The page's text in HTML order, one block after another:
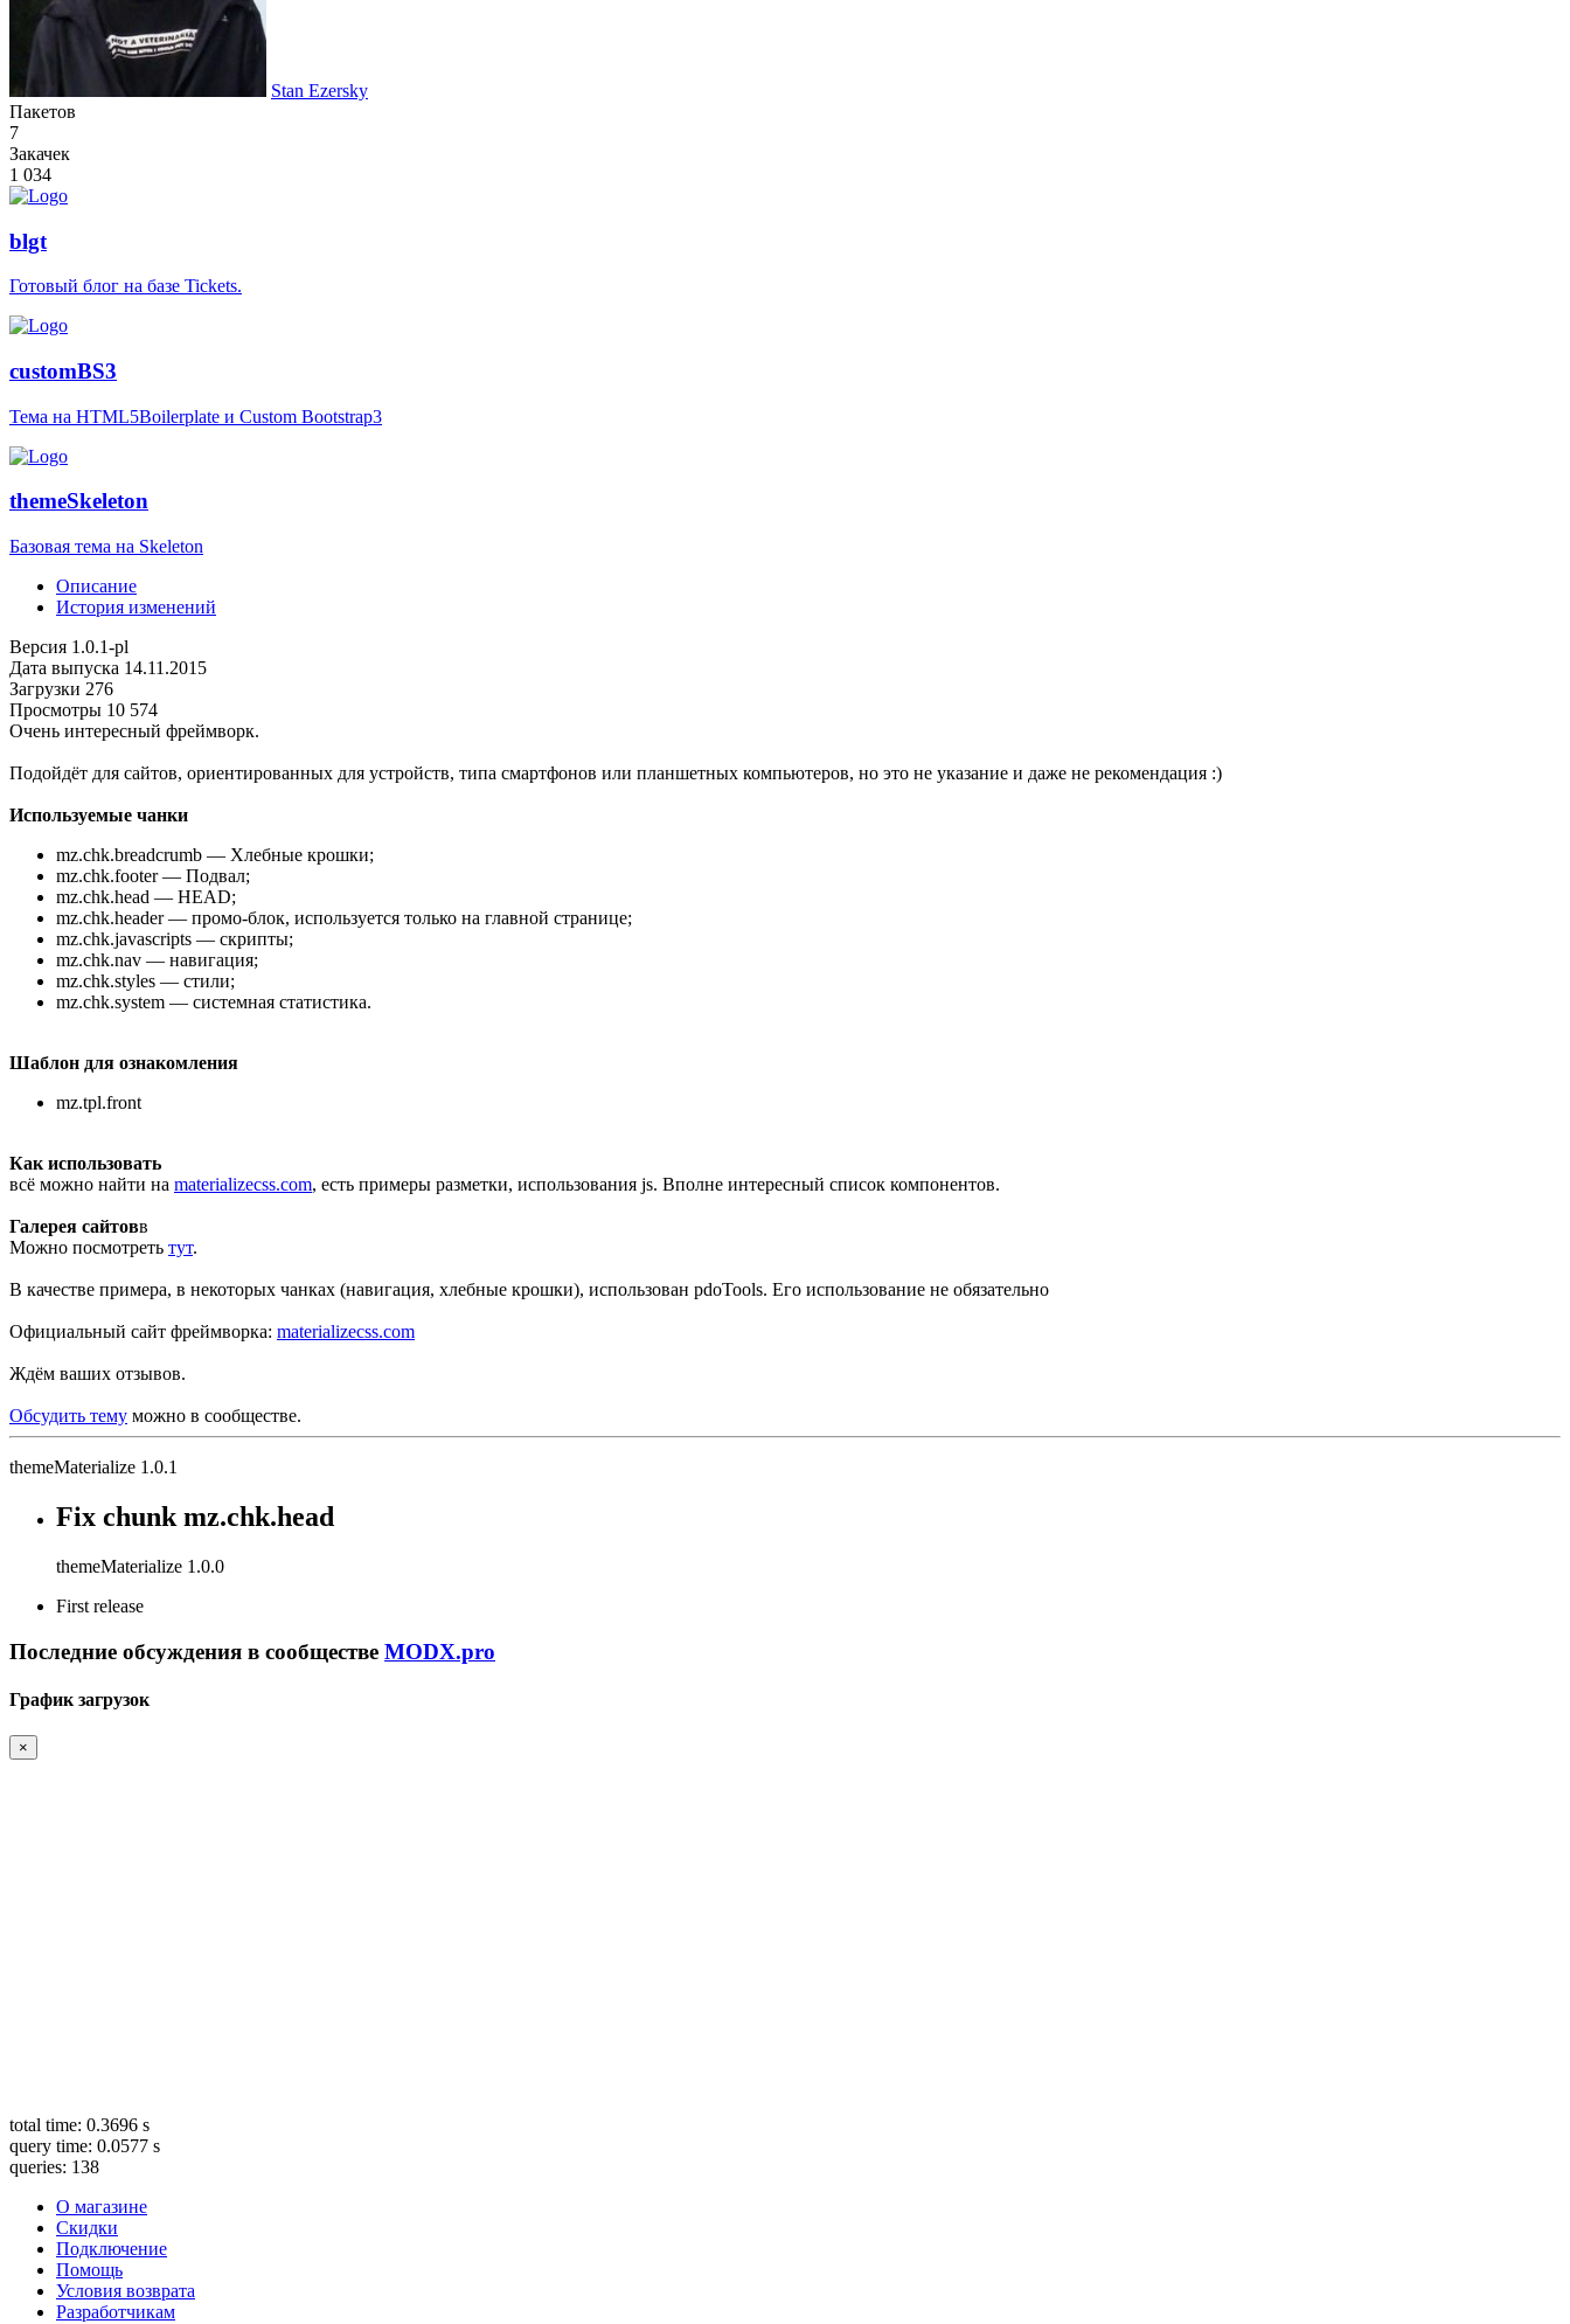
Stan Ezersky
Пакетов
7
Закачек
1 034
blgt
Готовый блог на базе Tickets.
customBS3
Тема на HTML5Boilerplate и Custom Bootstrap3
themeSkeleton
Базовая тема на Skeleton
Описание
История изменений
Версия 1.0.1-pl
Дата выпуска 14.11.2015
Загрузки 276
Просмотры 10 574
Очень интересный фреймворк.
Подойдёт для сайтов, ориентированных для устройств, типа смартфонов или планшетных компьютеров, но это не указание и даже не рекомендация :)
Используемые чанки
mz.chk.breadcrumb — Хлебные крошки;
mz.chk.footer — Подвал;
mz.chk.head — HEAD;
mz.chk.header — промо-блок, используется только на главной странице;
mz.chk.javascripts — скрипты;
mz.chk.nav — навигация;
mz.chk.styles — стили;
mz.chk.system — системная статистика.
Шаблон для ознакомления
mz.tpl.front
Как использовать
всё можно найти на materializecss.com, есть примеры разметки, использования js. Вполне интересный список компонентов.
Галерея сайтовв
Можно посмотреть тут.
В качестве примера, в некоторых чанках (навигация, хлебные крошки), использован pdoTools. Его использование не обязательно
Официальный сайт фреймворка: materializecss.com
Ждём ваших отзывов.
Обсудить тему можно в сообществе.
themeMaterialize 1.0.1
Fix chunk mz.chk.head
themeMaterialize 1.0.0
First release
Последние обсуждения в сообществе MODX.pro
График загрузок
×
total time: 0.3696 s
query time: 0.0577 s
queries: 138
О магазине
Скидки
Подключение
Помощь
Условия возврата
Разработчикам